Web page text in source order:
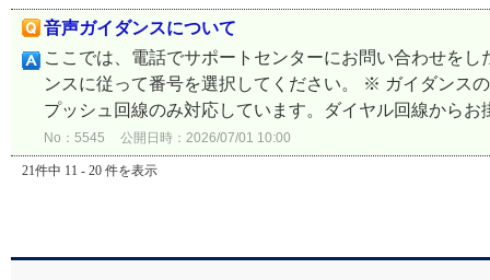
音声ガイダンスについて
ここでは、電話でサポートセンターにお問い合わせを
ンスに従って番号を選択してください。 ※ ガイダンス
プッシュ回線のみ対応しています。ダイヤル回線から
No：5545 公開日時：2026/07/01 10:00
21件中 11 - 20 件を表示